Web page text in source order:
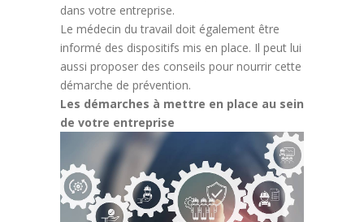
dans votre entreprise.
Le médecin du travail doit également être
informé des dispositifs mis en place. Il peut lui
aussi proposer des conseils pour nourrir cette
démarche de prévention.
Les démarches à mettre en place au sein
de votre entreprise